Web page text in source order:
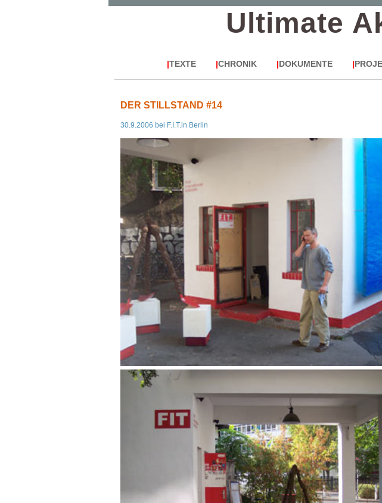
Ultimate
|TEXTE |CHRONIK |DOKUMENTE |
DER STILLSTAND #14
30.9.2006 bei F.I.T.in Berlin